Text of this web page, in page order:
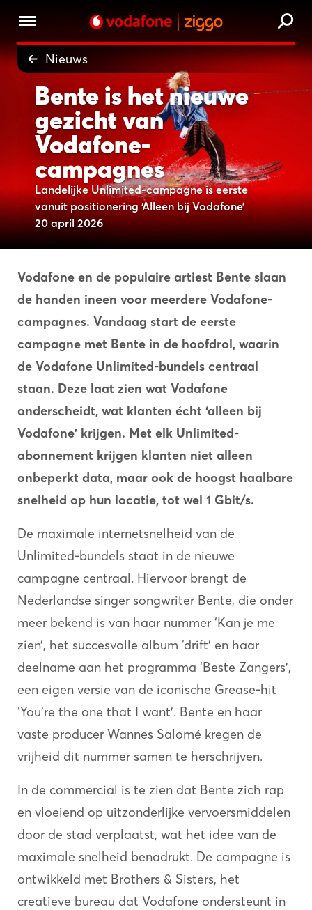
Nieuws
Bente is het nieuwe
gezicht van
Vodafone-
campagnes
Landelijke Unlimited-campagne is eerste
vanuit positionering ‘Alleen bij Vodafone’
20 april 2026
Vodafone en de populaire artiest Bente slaan
de handen ineen voor meerdere Vodafone-
campagnes. Vandaag start de eerste
campagne met Bente in de hoofdrol, waarin
de Vodafone Unlimited-bundels centraal
staan. Deze laat zien wat Vodafone
onderscheidt, wat klanten écht ‘alleen bij
Vodafone’ krijgen. Met elk Unlimited-
abonnement krijgen klanten niet alleen
onbeperkt data, maar ook de hoogst haalbare
snelheid op hun locatie, tot wel 1 Gbit/s.
De maximale internetsnelheid van de
Unlimited-bundels staat in de nieuwe
campagne centraal. Hiervoor brengt de
Nederlandse singer songwriter Bente, die onder
meer bekend is van haar nummer ‘Kan je me
zien’, het succesvolle album ‘drift’ en haar
deelname aan het programma ‘Beste Zangers’,
een eigen versie van de iconische Grease-hit
‘You’re the one that I want’. Bente en haar
vaste producer Wannes Salomé kregen de
vrijheid dit nummer samen te herschrijven.
In de commercial is te zien dat Bente zich rap
en vloeiend op uitzonderlijke vervoersmiddelen
door de stad verplaatst, wat het idee van de
maximale snelheid benadrukt. De campagne is
ontwikkeld met Brothers & Sisters, het
creatieve bureau dat Vodafone ondersteunt in